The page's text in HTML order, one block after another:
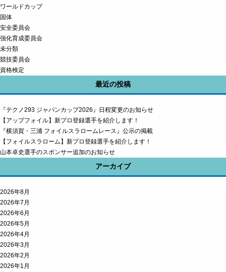
ワールドカップ
国体
安全委員会
強化育成委員会
未分類
競技委員会
資格検定
最近の投稿
『テクノ293 ジャパンカップ2026』日程変更のお知らせ
【アップフォイル】新プロ登録選手を紹介します！
『横須賀・三浦 フォイルスラロームレース』公示の掲載
【フォイルスラローム】新プロ登録選手を紹介します！
山本卓史選手のスポンサー追加のお知らせ
アーカイブ
2026年8月
2026年7月
2026年6月
2026年5月
2026年4月
2026年3月
2026年2月
2026年1月